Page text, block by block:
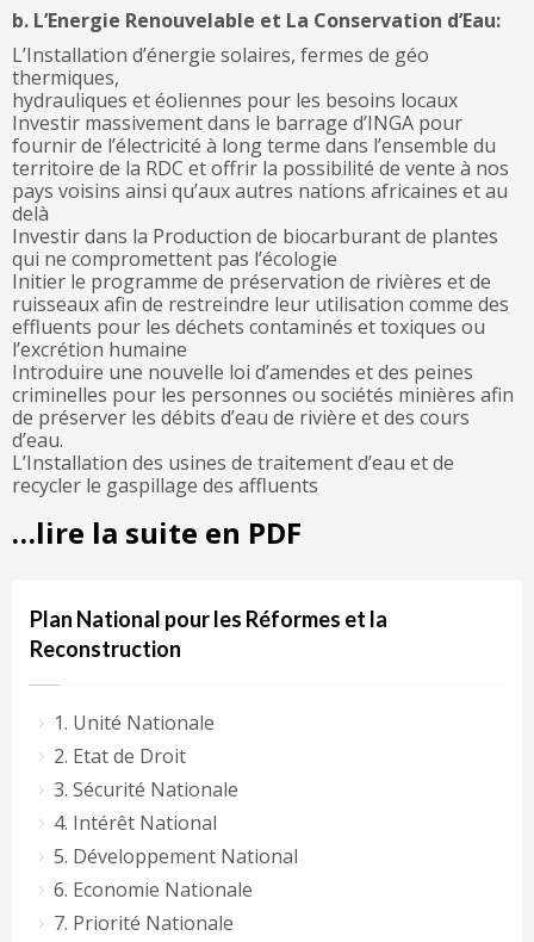
b. L’Energie Renouvelable et La Conservation d’Eau:
L’Installation d’énergie solaires, fermes de géo
thermiques,
hydrauliques et éoliennes pour les besoins locaux
Investir massivement dans le barrage d’INGA pour
fournir de l’électricité à long terme dans l’ensemble du
territoire de la RDC et offrir la possibilité de vente à nos
pays voisins ainsi qu’aux autres nations africaines et au
delà
Investir dans la Production de biocarburant de plantes
qui ne compromettent pas l’écologie
Initier le programme de préservation de rivières et de
ruisseaux afin de restreindre leur utilisation comme des
effluents pour les déchets contaminés et toxiques ou
l’excrétion humaine
Introduire une nouvelle loi d’amendes et des peines
criminelles pour les personnes ou sociétés minières afin
de préserver les débits d’eau de rivière et des cours
d’eau.
L’Installation des usines de traitement d’eau et de
recycler le gaspillage des affluents
…lire la suite en PDF
Plan National pour les Réformes et la
Reconstruction
1. Unité Nationale
2. Etat de Droit
3. Sécurité Nationale
4. Intérêt National
5. Développement National
6. Economie Nationale
7. Priorité Nationale